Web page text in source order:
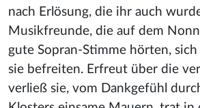
nach Erlösung, die ihr auch
Musikfreunde, die auf dem
gute Sopran-Stimme hörten,
sie befreiten. Erfreut über die
verließ sie, vom Dankgefühl